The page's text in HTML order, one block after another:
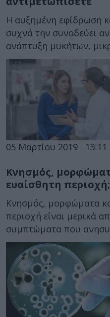
Η αυξημένη εφίδρωση
συχνά την συνοδεύει
ανάπτυξη μυκήτων,
05 Μαρτίου 2019 13:11
Κνησμός,
ευαίσθητη περιοχή;
Κνησμός, μορφώματα
περιοχή είναι μερικά
συμπτώματα που